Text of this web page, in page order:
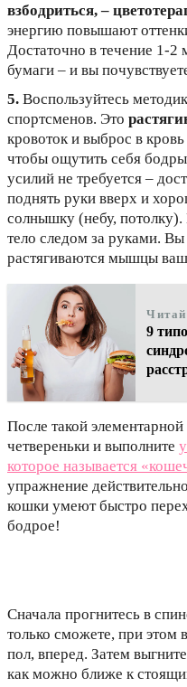
взбодриться, –
энергию повышают
Достаточно в течение 1-2
бумаги – и вы
5. Воспользуйтесь
спортсменов. Это
кровоток и выброс в
чтобы ощутить себя
усилий не требуется –
поднять руки вверх и
солнышку (небу, потолку).
тело следом за руками.
растягиваются мышцы
9
После такой
четвереньки и выполните
которое называется
упражнение
кошки умеют быстро
бодрое!
Сначала прогнитесь в
только сможете, при этом
пол, вперед. Затем
как можно ближе к